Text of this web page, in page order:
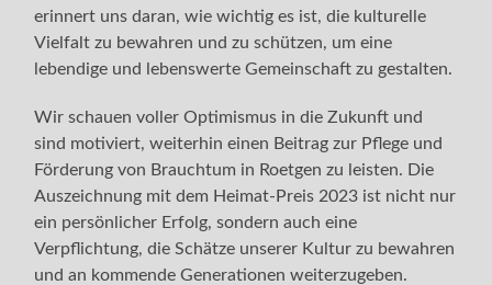
erinnert uns daran, wie wichtig es ist, die kulturelle
Vielfalt zu bewahren und zu schützen, um eine
lebendige und lebenswerte Gemeinschaft zu gestalten.
Wir schauen voller Optimismus in die Zukunft und
sind motiviert, weiterhin einen Beitrag zur Pflege und
Förderung von Brauchtum in Roetgen zu leisten. Die
Auszeichnung mit dem Heimat-Preis 2023 ist nicht nur
ein persönlicher Erfolg, sondern auch eine
Verpflichtung, die Schätze unserer Kultur zu bewahren
und an kommende Generationen weiterzugeben.